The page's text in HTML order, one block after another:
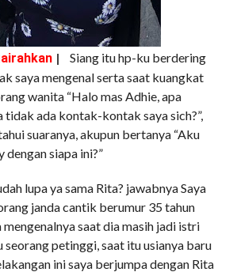
|
Siang itu hp-ku berdering
saya mengenal serta saat kuangkat
wanita “Halo mas Adhie, apa
tidak ada kontak-kontak saya sich?”,
suaranya, akupun bertanya “Aku
siapa ini?”
lupa ya sama Rita? jawabnya Saya
janda cantik berumur 35 tahun
mengenalnya saat dia masih jadi istri
seorang petinggi, saat itu usianya baru
ini saya berjumpa dengan Rita